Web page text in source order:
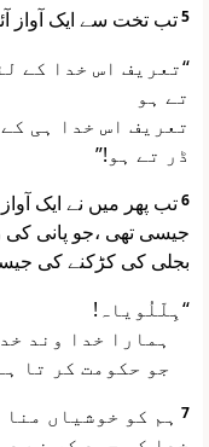
5تب تخت سے ایک آواز
“تعریف اس خدا کے
تے ہو
تعریف اس خدا ہی
ڈر تے ہو!”
6تب پھر میں نے ایک
جیسی تھی ،جو پانی کی
بجلی کی کڑکنے کی
“ہِلّلُویاہ!
ہمارا خدا وند
جو حکومت کر تا
7 ہم کو خوشیاں